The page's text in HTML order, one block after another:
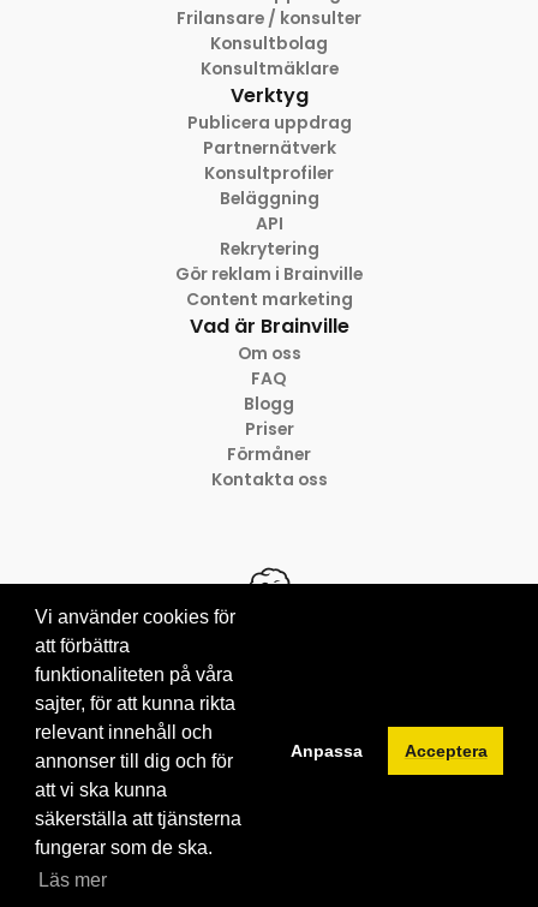
Frilansare / konsulter
Konsultbolag
Konsultmäklare
Verktyg
Publicera uppdrag
Partnernätverk
Konsultprofiler
Beläggning
API
Rekrytering
Gör reklam i Brainville
Content marketing
Vad är Brainville
Om oss
FAQ
Blogg
Priser
Förmåner
Kontakta oss
© 2012-2026 Brainville AB
Villkor för tjänsten
Cookies
Vi använder cookies för
att förbättra
funktionaliteten på våra
sajter, för att kunna rikta
relevant innehåll och
annonser till dig och för
att vi ska kunna
säkerställa att tjänsterna
fungerar som de ska.
Läs mer
Anpassa Acceptera